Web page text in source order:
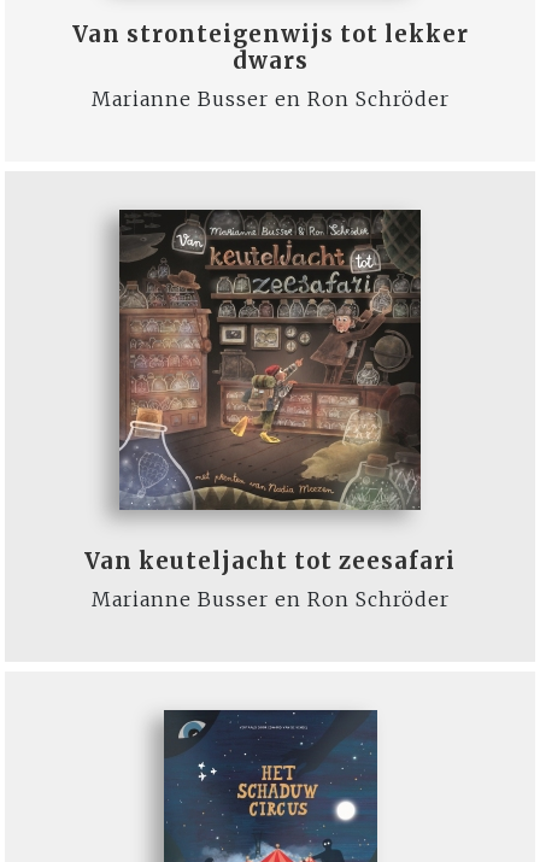
Van stronteigenwijs tot lekker
dwars
Marianne Busser en Ron Schröder
Van keuteljacht tot zeesafari
Marianne Busser en Ron Schröder